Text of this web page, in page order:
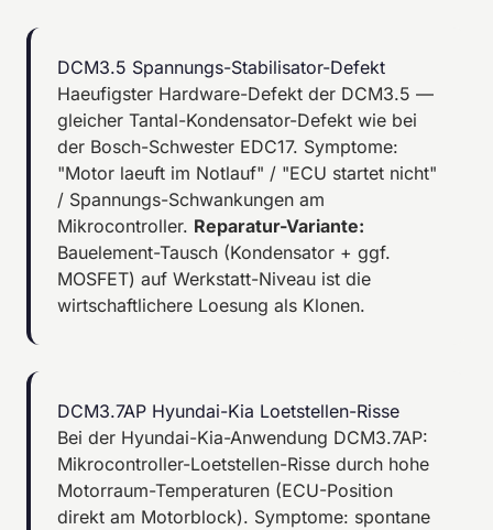
DCM3.5 Spannungs-Stabilisator-Defekt
Haeufigster Hardware-Defekt der DCM3.5 —
gleicher Tantal-Kondensator-Defekt wie bei
der Bosch-Schwester EDC17. Symptome:
"Motor laeuft im Notlauf" / "ECU startet nicht"
/ Spannungs-Schwankungen am
Mikrocontroller. Reparatur-Variante:
Bauelement-Tausch (Kondensator + ggf.
MOSFET) auf Werkstatt-Niveau ist die
wirtschaftlichere Loesung als Klonen.
DCM3.7AP Hyundai-Kia Loetstellen-Risse
Bei der Hyundai-Kia-Anwendung DCM3.7AP:
Mikrocontroller-Loetstellen-Risse durch hohe
Motorraum-Temperaturen (ECU-Position
direkt am Motorblock). Symptome: spontane